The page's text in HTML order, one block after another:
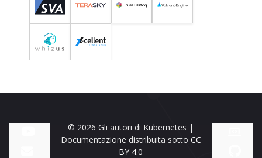
© 2026 Gli autori di Kubernetes |
Documentazione distribuita sotto CC
BY 4.0